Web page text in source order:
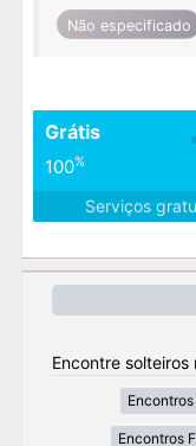
Não especificado
Grátis
100%
Serviços
Encontre solteiros
Encontros